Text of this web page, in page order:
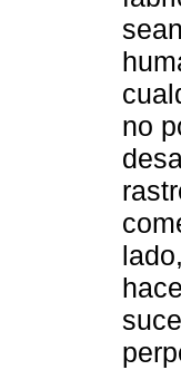
no